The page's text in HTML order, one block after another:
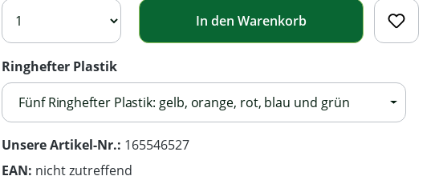
In den Warenkorb
Ringhefter Plastik
Fünf Ringhefter Plastik: gelb, orange, rot, blau und grün
Unsere Artikel-Nr.: 165546527
EAN: nicht zutreffend